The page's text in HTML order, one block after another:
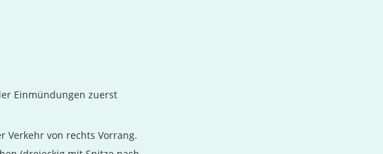
Einmündungen zuerst
Verkehr von rechts Vorrang.